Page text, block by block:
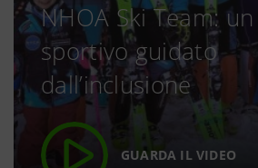
NHOA Ski Team:
sportivo guidato
dall’inclusione
GUARDA IL VIDEO